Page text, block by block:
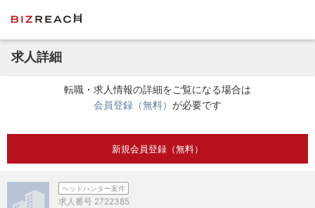
求人詳細
転職・求人情報の詳細をご覧になる場合は
会員登録（無料） が必要です
新規会員登録（無料）
ヘッドハンター案件
求人番号 2722385